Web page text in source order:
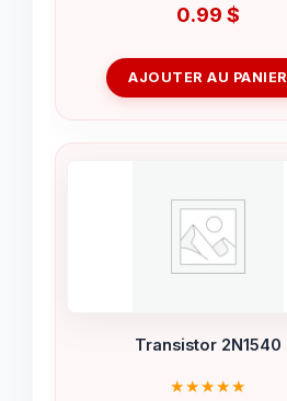
0.99 $
AJOUTER AU PANIER
Transistor 2N1540